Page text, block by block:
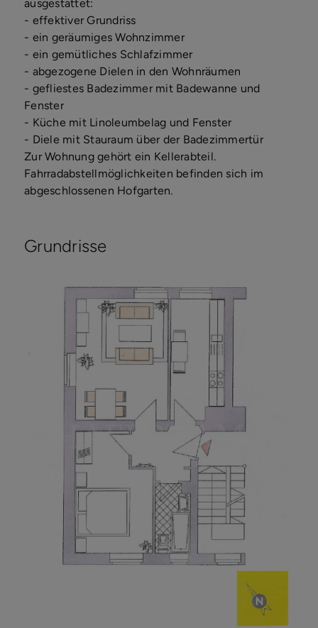
ausgestattet:
- effektiver Grundriss
- ein geräumiges Wohnzimmer
- ein gemütliches Schlafzimmer
- abgezogene Dielen in den Wohnräumen
- gefliestes Badezimmer mit Badewanne und
Fenster
- Küche mit Linoleumbelag und Fenster
- Diele mit Stauraum über der Badezimmertür
Zur Wohnung gehört ein Kellerabteil.
Fahrradabstellmöglichkeiten befinden sich im
abgeschlossenen Hofgarten.
Grundrisse